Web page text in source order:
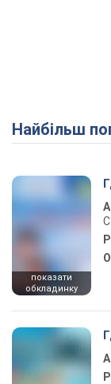
Найбільш
показати
обкладинку